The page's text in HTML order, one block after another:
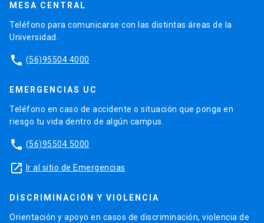
MESA CENTRAL
Teléfono para comunicarse con las distintas áreas de la
Universidad.
phone (56)95504 4000
EMERGENCIAS UC
Teléfono en caso de accidente o situación que ponga en
riesgo tu vida dentro de algún campus.
phone (56)95504 5000
launch Ir al sitio de Emergencias
DISCRIMINACIÓN Y VIOLENCIA
Orientación y apoyo en casos de discriminación, violencia de